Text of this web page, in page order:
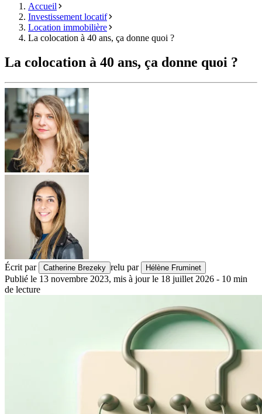
Accueil
Investissement locatif
Location immobilière
La colocation à 40 ans, ça donne quoi ?
La colocation à 40 ans, ça donne quoi ?
Écrit par Catherine Brezeky relu par Hélène Fruminet
Publié le 13 novembre 2023, mis à jour le 18 juillet 2026 - 10 min
de lecture